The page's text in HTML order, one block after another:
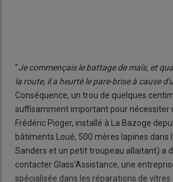
"Je commençais le battage de maïs, et
la route, il a heurté le pare-brise à cause
Conséquence, un trou de quelques
suffisamment important pour nécessiter
Frédéric Pioger, installé à La Bazoge
bâtiments Loué, 500 mères lapines dans
Sanders et un petit troupeau allaitant) a
contacter Glass'Assistance, une
spécialisée dans les réparations de vitres